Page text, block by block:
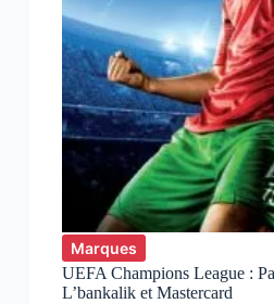
Marques
UEFA Champions League :
L’bankalik et Mastercard